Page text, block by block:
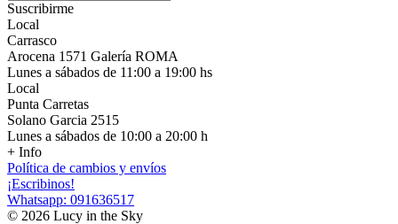
Suscribirme
Local
Carrasco
Arocena 1571 Galería ROMA
Lunes a sábados de 11:00 a 19:00 hs
Local
Punta Carretas
Solano Garcia 2515
Lunes a sábados de 10:00 a 20:00 h
+ Info
Política de cambios y envíos
¡Escribinos!
Whatsapp: 091636517
© 2026 Lucy in the Sky